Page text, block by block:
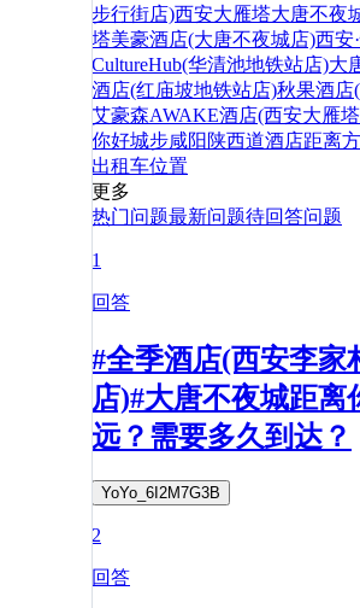
步行街店)西安大雁塔大唐不夜
塔美豪酒店(大唐不夜城店)西安
CultureHub(华清池地铁站店)大
酒店(红庙坡地铁站店)秋果酒店
艾豪森AWAKE酒店(西安大雁
你好城步咸阳 陕西道酒店距离
出租车位置
更多
热门问题最新问题待回答问题
1
回答
#全季酒店(西安李家
店)#大唐不夜城距离
远？需要多久到达？
YoYo_6I2M7G3B
2
回答